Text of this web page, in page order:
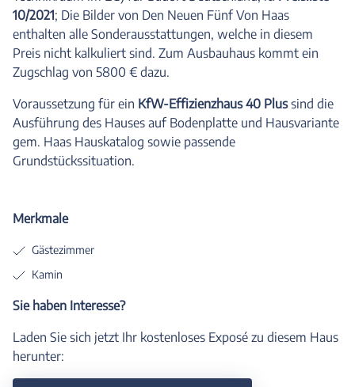
10/2021; Die Bilder von Den Neuen Fünf Von Haas
enthalten alle Sonderausstattungen, welche in diesem
Preis nicht kalkuliert sind. Zum Ausbauhaus kommt ein
Zugschlag von 5800 € dazu.
Voraussetzung für ein KfW-Effizienzhaus 40 Plussind die
Ausführung des Hauses auf Bodenplatte und Hausvariante
gem. Haas Hauskatalog sowie passende
Grundstückssituation.
Merkmale
Gästezimmer
Kamin
Sie haben Interesse?
Laden Sie sich jetzt Ihr kostenloses Exposé zu diesem Haus
herunter: